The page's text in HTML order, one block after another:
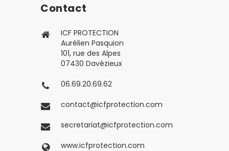
Contact
ICF PROTECTION
Aurélien Pasquion
101, rue des Alpes
07430 Davézieux
06.69.20.69.62
contact@icfprotection.com
secretariat@icfprotection.com
www.icfprotection.com